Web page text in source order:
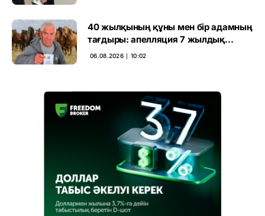
40 жылқының құны мен бір адамның
тағдыры: апелляция 7 жылдық
үкімді бұзды
06.08.2026 ∣ 10:02